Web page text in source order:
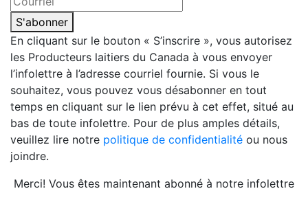
S'abonner
En cliquant sur le bouton « S’inscrire », vous autorisez
les Producteurs laitiers du Canada à vous envoyer
l’infolettre à l’adresse courriel fournie. Si vous le
souhaitez, vous pouvez vous désabonner en tout
temps en cliquant sur le lien prévu à cet effet, situé au
bas de toute infolettre. Pour de plus amples détails,
veuillez lire notre politique de confidentialité ou nous
joindre.
Merci! Vous êtes maintenant abonné à notre infolettre